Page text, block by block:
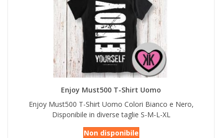
Enjoy Must500 T-Shirt Uomo
Enjoy Must500 T-Shirt Uomo Colori Bianco e Nero,
Disponibile in diverse taglie S-M-L-XL
Non disponibile